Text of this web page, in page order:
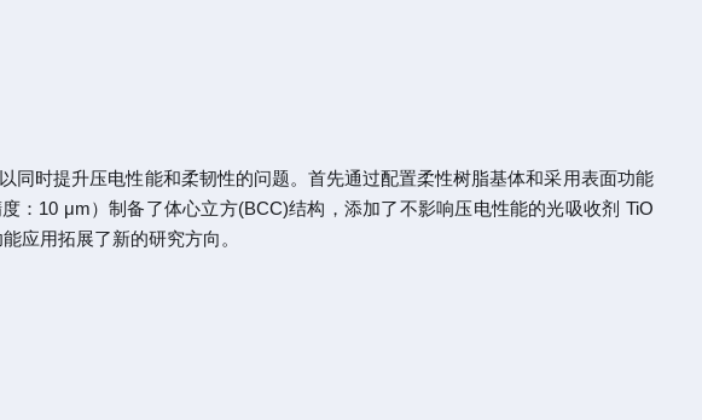
同时提升压电性能和柔韧性的问题。首先通过配置柔性树脂基体和采用表面功能
度：10 μm）制备了体心立方(BCC)结构，添加了不影响压电性能的光吸收剂 TiO
应用拓展了新的研究方向。